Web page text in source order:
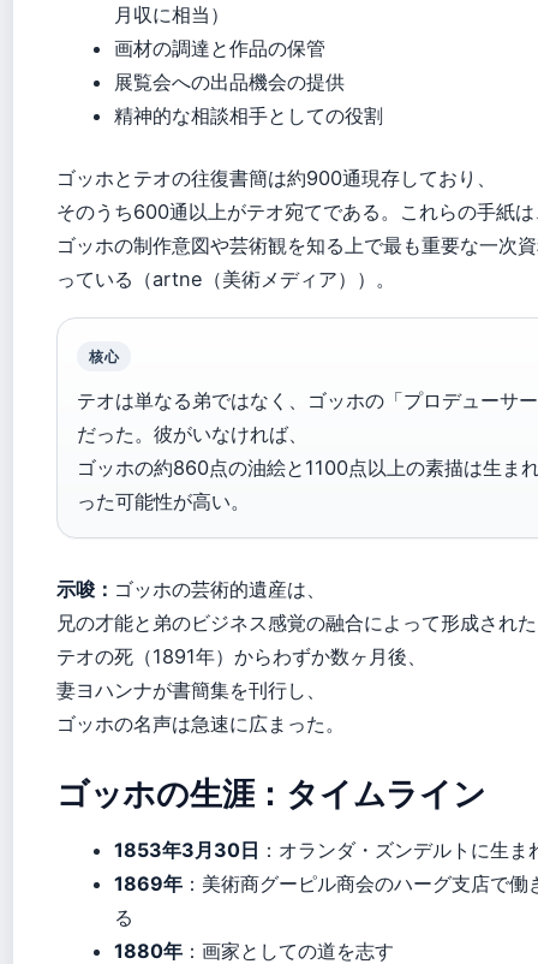
月収に相当）
画材の調達と作品の保管
展覧会への出品機会の提供
精神的な相談相手としての役割
ゴッホとテオの往復書簡は約900通現存しており、
そのうち600通以上がテオ宛てである。これらの手紙
ゴッホの制作意図や芸術観を知る上で最も重要な一次
っている（artne（美術メディア））。
核心
テオは単なる弟ではなく、ゴッホの「プロデューサ
だった。彼がいなければ、
ゴッホの約860点の油絵と1100点以上の素描は生ま
った可能性が高い。
示唆： ゴッホの芸術的遺産は、
兄の才能と弟のビジネス感覚の融合によって形成され
テオの死（1891年）からわずか数ヶ月後、
妻ヨハンナが書簡集を刊行し、
ゴッホの名声は急速に広まった。
ゴッホの生涯：タイムライン
1853年3月30日 ：オランダ・ズンデルトに生ま
1869年 ：美術商グーピル商会のハーグ支店で働
る
1880年 ：画家としての道を志す